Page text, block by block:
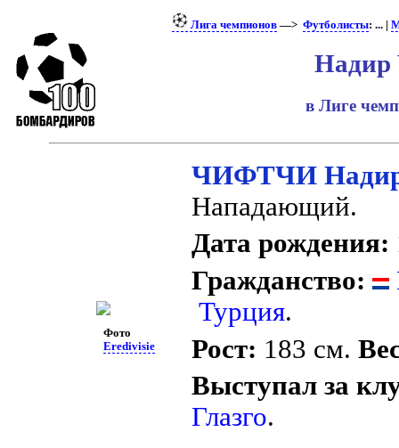
Лига чемпионов—> Футболисты: ... |
Надир
в Лиге
Фото
Eredivisie
ЧИФТЧИ
Нападающий.
Дата рождения:
Гражданство:
Турция.
Рост: 183 см.
Выступал за
Глазго.